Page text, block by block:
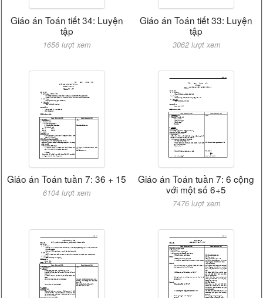
Giáo án Toán tiết 34: Luyện
tập
1656 lượt xem
Giáo án Toán tiết 33: Luyện
tập
3062 lượt xem
Giáo án Toán tuần 7: 36 + 15
6104 lượt xem
Giáo án Toán tuần 7: 6 cộng
với một số 6+5
7476 lượt xem